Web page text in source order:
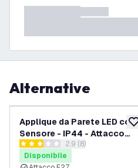
Alternative
Applique da Parete LED con
Sensore - IP44 - Attacco
E27 - Neroapri il cassetto
2.9 stelle di valutazione
2.9 (8)
Disponibile